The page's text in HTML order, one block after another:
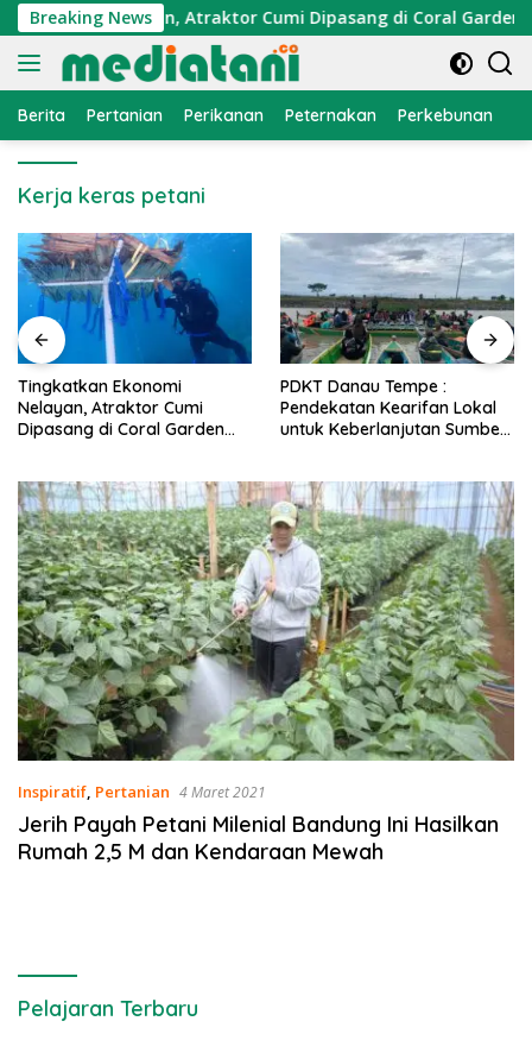
Langsung
ke
konten
Breaking News
Nelayan, Atraktor Cumi Dipasang di Coral Garden
Berita Pertanian Perikanan Peternakan Perkebunan
Kerja keras petani
PDKT Danau Tempe :
Pendekatan Kearifan Lokal
untuk Keberlanjutan Sumber
Cara Mengatasi Penyakit
PMK pada Sapi Perah Secara
Alami dan Medis
Inspiratif, Pertanian 4 Maret 2021
Jerih Payah Petani Milenial Bandung Ini Hasilkan
Rumah 2,5 M dan Kendaraan Mewah
Pelajaran Terbaru